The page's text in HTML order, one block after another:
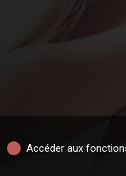
Accéder aux